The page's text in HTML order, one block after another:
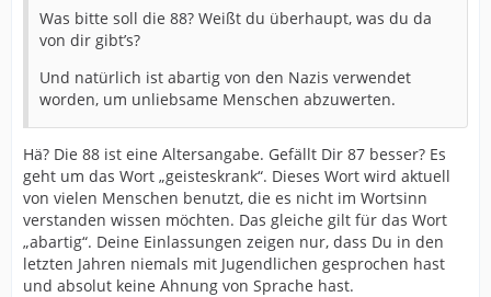
Was bitte soll die 88? Weißt du überhaupt, was du da
von dir gibt’s?
Und natürlich ist abartig von den Nazis verwendet
worden, um unliebsame Menschen abzuwerten.
Hä? Die 88 ist eine Altersangabe. Gefällt Dir 87 besser? Es
geht um das Wort „geisteskrank“. Dieses Wort wird aktuell
von vielen Menschen benutzt, die es nicht im Wortsinn
verstanden wissen möchten. Das gleiche gilt für das Wort
„abartig“. Deine Einlassungen zeigen nur, dass Du in den
letzten Jahren niemals mit Jugendlichen gesprochen hast
und absolut keine Ahnung von Sprache hast.